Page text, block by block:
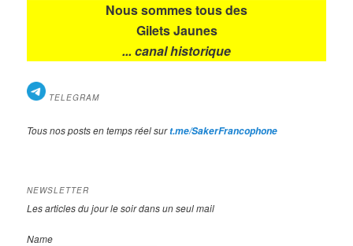
Nous sommes tous des
Gilets Jaunes
... canal historique
TELEGRAM
Tous nos posts en temps réel surt.me/SakerFrancophone
NEWSLETTER
Les articles du jour le soir dans un seul mail
Name